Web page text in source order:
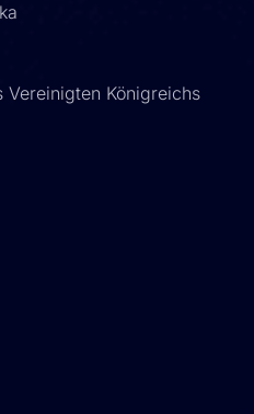
Königreichs